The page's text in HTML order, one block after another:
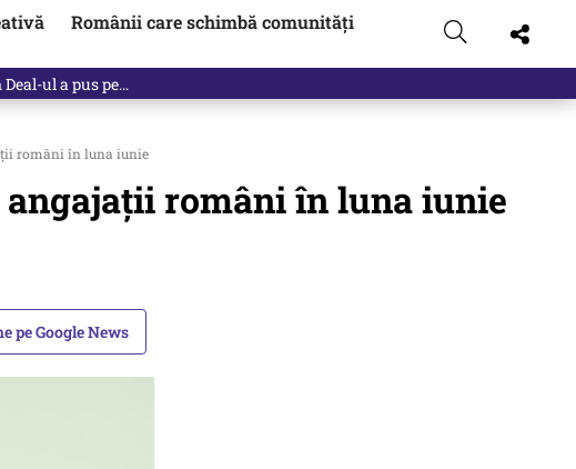
Românii care schimbă comunități
români în luna iunie
angajaţii români în luna iunie
pe Google News